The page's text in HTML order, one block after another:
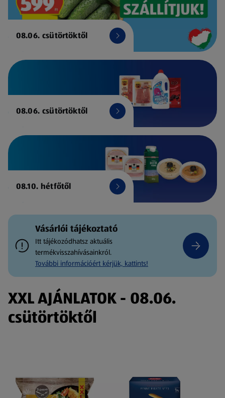
08.06. csütörtöktől
08.06. csütörtöktől
08.10. hétfőtől
Vásárlói tájékoztató
Itt tájékozódhatsz aktuális
termékvisszahívásainkról.
További információért kérjük, kattints!
XXL AJÁNLATOK - 08.06.
csütörtöktől